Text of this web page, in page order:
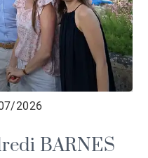
2026
BARNES